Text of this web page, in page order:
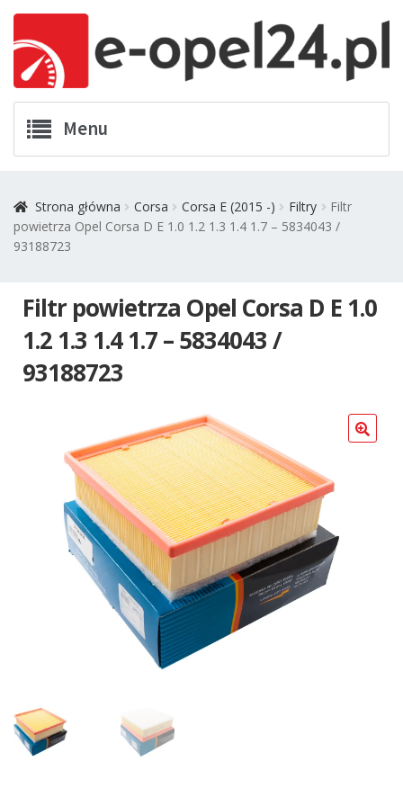
nawigacji
treści
Menu
Zamówienia
Koszyk
Promocje
Strona główna Corsa Corsa E (2015 -) Filtry
Filtr
powietrza Opel Corsa D E 1.0 1.2 1.3 1.4 1.7 – 5834043 /
93188723
Filtr powietrza Opel Corsa D E 1.0
1.2 1.3 1.4 1.7 – 5834043 /
93188723